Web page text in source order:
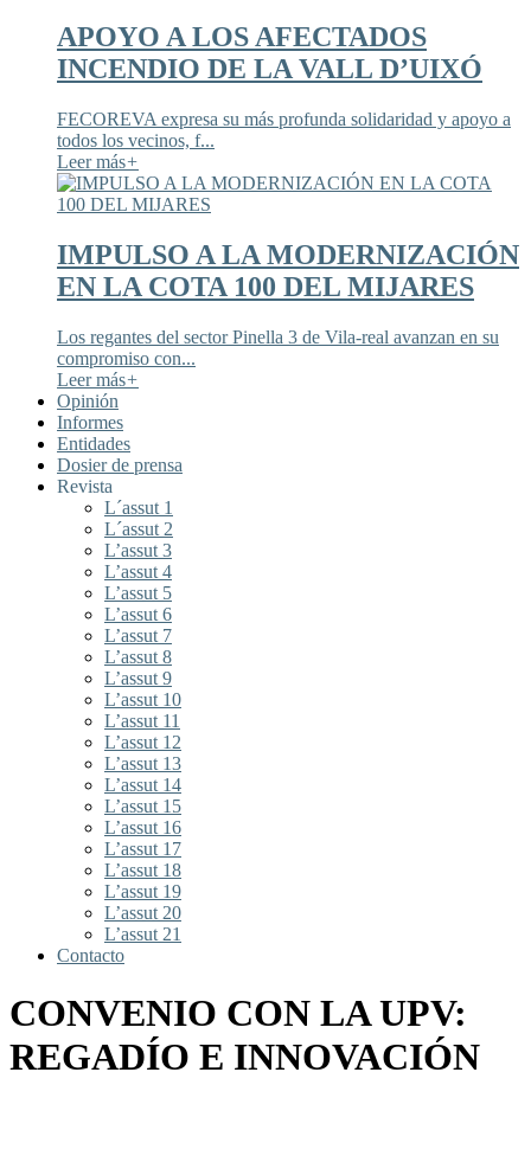
APOYO A LOS AFECTADOS
INCENDIO DE LA VALL D’UIXÓ
FECOREVA expresa su más profunda solidaridad y apoyo a
todos los vecinos, f...
Leer más+
IMPULSO A LA MODERNIZACIÓN
EN LA COTA 100 DEL MIJARES
Los regantes del sector Pinella 3 de Vila-real avanzan en su
compromiso con...
Leer más+
Opinión
Informes
Entidades
Dosier de prensa
Revista
L´assut 1
L´assut 2
L’assut 3
L’assut 4
L’assut 5
L’assut 6
L’assut 7
L’assut 8
L’assut 9
L’assut 10
L’assut 11
L’assut 12
L’assut 13
L’assut 14
L’assut 15
L’assut 16
L’assut 17
L’assut 18
L’assut 19
L’assut 20
L’assut 21
Contacto
CONVENIO CON LA UPV:
REGADÍO E INNOVACIÓN